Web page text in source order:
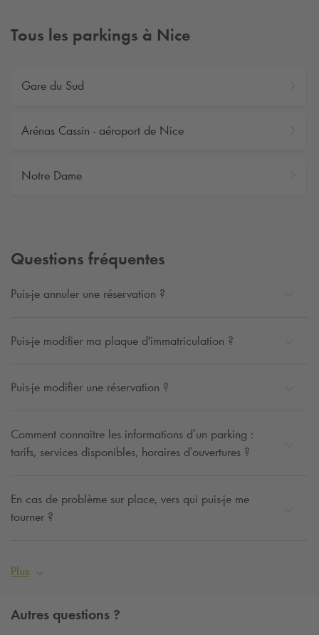
Tous les parkings à Nice
Gare du Sud
Arénas Cassin - aéroport de Nice
Notre Dame
Questions fréquentes
Puis-je annuler une réservation ?
Puis-je modifier ma plaque d'immatriculation ?
Puis-je modifier une réservation ?
Comment connaitre les informations d’un parking :
tarifs, services disponibles, horaires d’ouvertures ?
En cas de problème sur place, vers qui puis-je me
tourner ?
Plus
Autres questions ?